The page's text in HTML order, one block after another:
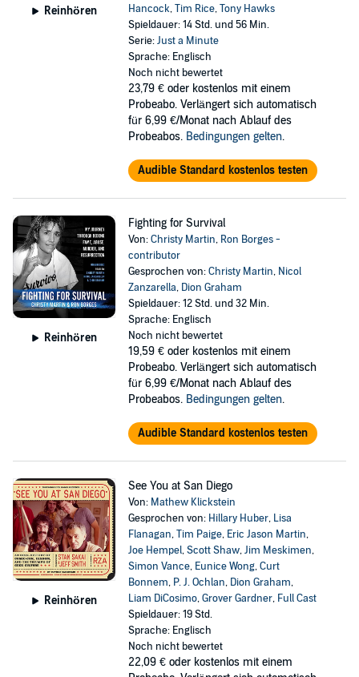
Reinhören
Hancock,Tim Rice,Tony Hawks
Spieldauer: 14 Std. und 56 Min.
Serie:Just a Minute
Sprache: Englisch
Noch nicht bewertet
23,79 € oder kostenlos mit einem
Probeabo. Verlängert sich automatisch
für 6,99 €/Monat nach Ablauf des
Probeabos. Bedingungen gelten.
Audible Standard kostenlos testen
Reinhören
Fighting for Survival
Von:Christy Martin, Ron Borges -
contributor
Gesprochen von:Christy Martin, Nicol
Zanzarella, Dion Graham
Spieldauer: 12 Std. und 32 Min.
Sprache: Englisch
Noch nicht bewertet
19,59 € oder kostenlos mit einem
Probeabo. Verlängert sich automatisch
für 6,99 €/Monat nach Ablauf des
Probeabos. Bedingungen gelten.
Audible Standard kostenlos testen
Reinhören
See You at San Diego
Von: Mathew Klickstein
Gesprochen von: Hillary Huber, Lisa
Flanagan,Tim Paige, Eric Jason Martin,
Joe Hempel,Scott Shaw,Jim Meskimen,
Simon Vance, Eunice Wong,Curt
Bonnem, P. J. Ochlan, Dion Graham,
Liam DiCosimo,Grover Gardner, Full Cast
Spieldauer: 19 Std.
Sprache: Englisch
Noch nicht bewertet
22,09 € oder kostenlos mit einem